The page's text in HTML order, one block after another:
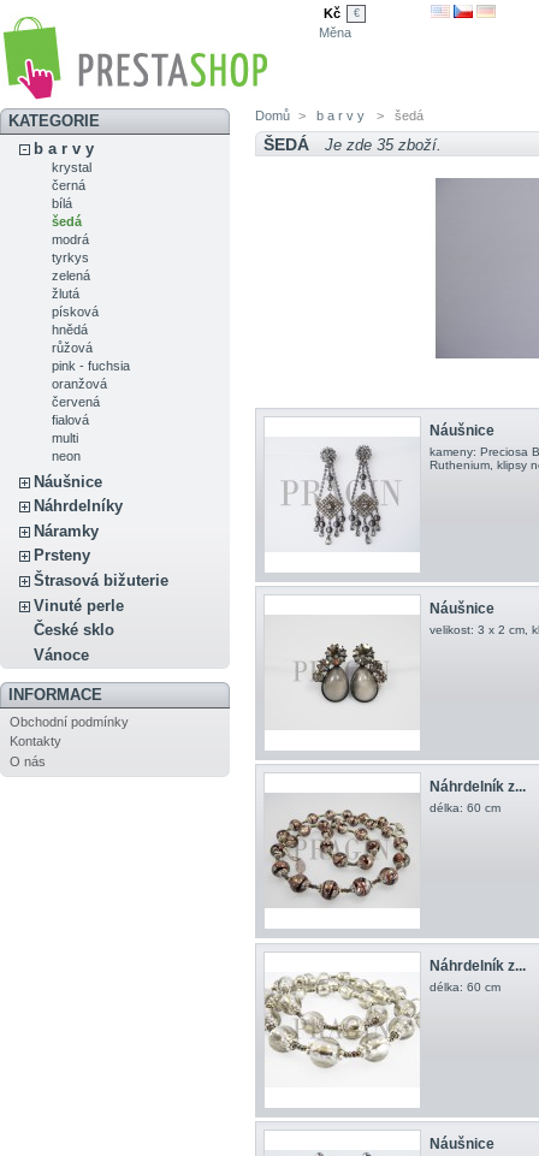
Kč €
Měna
KATEGORIE
b a r v y
krystal
černá
bílá
šedá
modrá
tyrkys
zelená
žlutá
písková
hnědá
růžová
pink - fuchsia
oranžová
červená
fialová
multi
neon
Náušnice
Náhrdelníky
Náramky
Prsteny
Štrasová bižuterie
Vinuté perle
České sklo
Vánoce
INFORMACE
Obchodní podmínky
Kontakty
O nás
Domů > b a r v y > šedá
ŠEDÁ Je zde 35 zboží.
Náušnice
kameny: Preciosa
Ruthenium, klipsy
Náušnice
velikost: 3 x 2 cm,
Náhrdelník z...
délka: 60 cm
Náhrdelník z...
délka: 60 cm
Náušnice